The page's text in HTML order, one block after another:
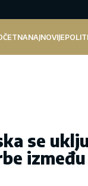
NAJNOVIJE
se